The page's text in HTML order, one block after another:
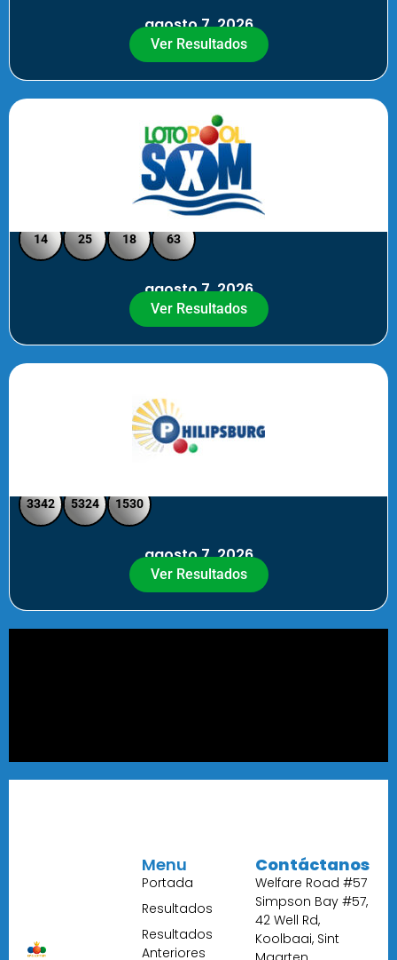
agosto 7, 2026
Ver Resultados
Loto Pool SXM Noche
14 25 18 63
agosto 7, 2026
Ver Resultados
3342 5324 1530
agosto 7, 2026
Ver Resultados
Menu
Portada
Resultados
Resultados
Anteriores
Contáctanos
Welfare Road #57
Simpson Bay #57,
42 Well Rd,
Koolbaai, Sint